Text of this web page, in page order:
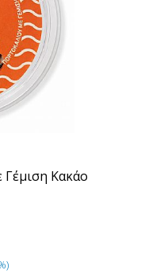
Κακάο